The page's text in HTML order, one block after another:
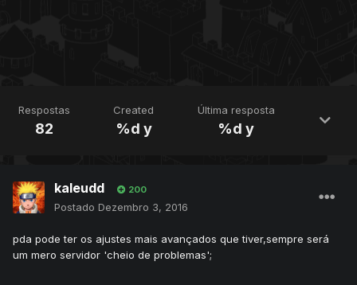
Respostas
82
Created
%d y
Última resposta
%d y
kaleudd 200
Postado Dezembro 3, 2016
pda pode ter os ajustes mais avançados que tiver,sempre será
um mero servidor 'cheio de problemas';